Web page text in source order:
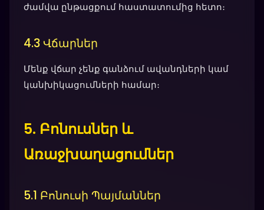
ժամվա ընթացքում հաստատումից հետո։
4.3 Վճարներ
Մենք վճար չենք գանձում ավանդների կամ
կանխիկացումների համար։
5. Բոնուսներ և
Առաջխաղացումներ
5.1 Բոնուսի Պայմաններ